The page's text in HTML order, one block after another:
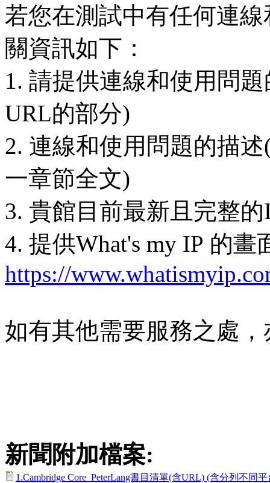
若您在測試中有任何連
關資訊如下：
1. 請提供連線和使用問
URL的部分)
2. 連線和使用問題的描
一章節全文)
3. 貴館目前最新且完整的
4. 提供What's my IP 的畫
https://
如有其他需要服務之處
新聞附加檔案:
1.Cambridge Core_PeterLang書目清單(含URL) (含分列不同